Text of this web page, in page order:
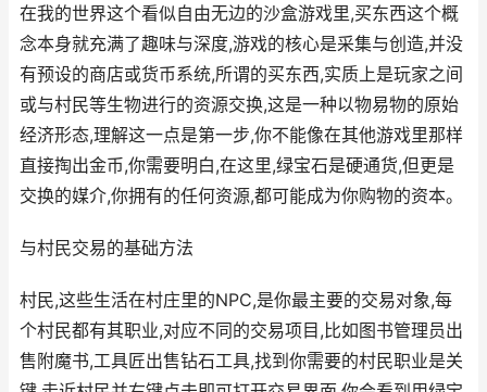
在我的世界这个看似自由无边的沙盒游戏里,买东西这个概
念本身就充满了趣味与深度,游戏的核心是采集与创造,并没
有预设的商店或货币系统,所谓的买东西,实质上是玩家之间
或与村民等生物进行的资源交换,这是一种以物易物的原始
经济形态,理解这一点是第一步,你不能像在其他游戏里那样
直接掏出金币,你需要明白,在这里,绿宝石是硬通货,但更是
交换的媒介,你拥有的任何资源,都可能成为你购物的资本。
与村民交易的基础方法
村民,这些生活在村庄里的NPC,是你最主要的交易对象,每
个村民都有其职业,对应不同的交易项目,比如图书管理员出
售附魔书,工具匠出售钻石工具,找到你需要的村民职业是关